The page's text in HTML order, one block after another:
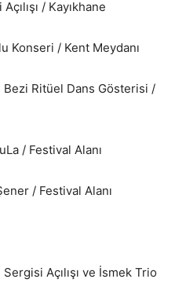
/ Kayıkhane
/ Kent Meydanı
Ritüel Dans Gösterisi /
/ Festival Alanı
/ Festival Alanı
Açılışı ve İsmek Trio